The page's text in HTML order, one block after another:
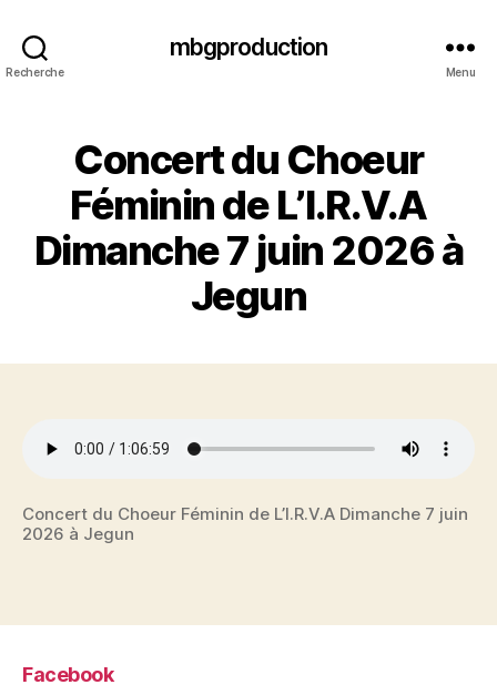
Recherche
mbgproduction
Menu
Concert du Choeur
Féminin de L’I.R.V.A
Dimanche 7 juin 2026 à
Jegun
Concert du Choeur Féminin de L’I.R.V.A Dimanche 7 juin
2026 à Jegun
Facebook